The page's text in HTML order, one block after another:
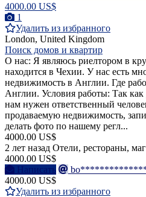
4000.00 US$
1
Удалить из избранного
London, United Kingdom
Поиск домов и квартир
О нас: Я являюсь риелтором в
находится в Чехии. У нас есть
недвижимость в Англии. Где
Англии. Условия работы: Так
нам нужен ответственный
продаваемую недвижимость,
делать фото по нашему регл...
4000.00 US$
2 лет назад Отели, рестораны,
4000.00 US$
Написать
4000.00 US$
Удалить из избранного